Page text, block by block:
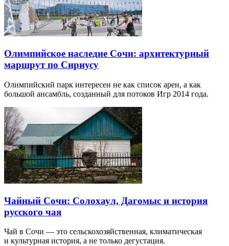
Олимпийское наследие Сочи: архитектурный
маршрут по Сириусу
Олимпийский парк интересен не как список арен, а как
большой ансамбль, созданный для потоков Игр 2014 года.
Чайный Сочи: Солохаул, Дагомыс и история
русского чая
Чай в Сочи — это сельскохозяйственная, климатическая
и культурная история, а не только дегустация.